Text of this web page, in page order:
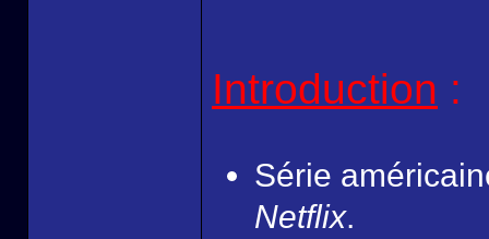
Introduction :
Série
Netflix.